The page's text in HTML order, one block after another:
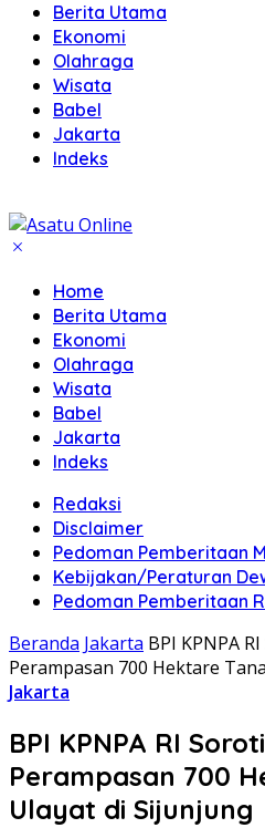
Berita Utama
Ekonomi
Olahraga
Wisata
Babel
Jakarta
Indeks
Home
Berita Utama
Ekonomi
Olahraga
Wisata
Babel
Jakarta
Indeks
Redaksi
Disclaimer
Pedoman Pemberitaan
Kebijakan/Peraturan
Pedoman Pemberitaan
Beranda Jakarta BPI KPNPA
Perampasan 700 Hektare
Jakarta
BPI KPNPA RI
Perampasan 700
Ulayat di Sijunjung